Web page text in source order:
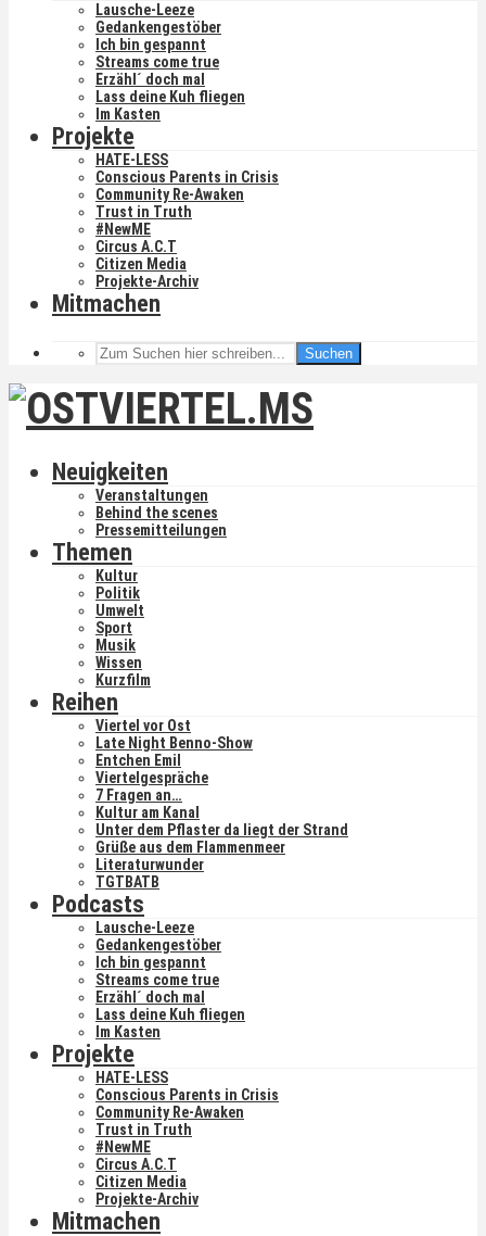
Lausche-Leeze
Gedankengestöber
Ich bin gespannt
Streams come true
Erzähl´ doch mal
Lass deine Kuh fliegen
Im Kasten
Projekte
HATE-LESS
Conscious Parents in Crisis
Community Re-Awaken
Trust in Truth
#NewME
Circus A.C.T
Citizen Media
Projekte-Archiv
Mitmachen
Suchen
Neuigkeiten
Veranstaltungen
Behind the scenes
Pressemitteilungen
Themen
Kultur
Politik
Umwelt
Sport
Musik
Wissen
Kurzfilm
Reihen
Viertel vor Ost
Late Night Benno-Show
Entchen Emil
Viertelgespräche
7 Fragen an…
Kultur am Kanal
Unter dem Pflaster da liegt der Strand
Grüße aus dem Flammenmeer
Literaturwunder
TGTBATB
Podcasts
Lausche-Leeze
Gedankengestöber
Ich bin gespannt
Streams come true
Erzähl´ doch mal
Lass deine Kuh fliegen
Im Kasten
Projekte
HATE-LESS
Conscious Parents in Crisis
Community Re-Awaken
Trust in Truth
#NewME
Circus A.C.T
Citizen Media
Projekte-Archiv
Mitmachen